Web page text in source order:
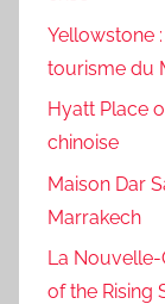
Yellowstone
tourisme du
Hyatt Place
chinoise
Maison Dar
Marrakech
La
of the Rising